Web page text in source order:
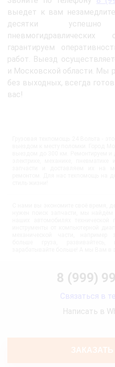
выедет к вам
десятки успешно
гарантируем
работ. Выезд
и Московской области. Мы
без выходных, всегда
вас!
8 (999)
Связаться в
Написать в